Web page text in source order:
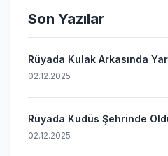
Son Yazılar
Rüyada Kulak Arkasında
02.12.2025
Rüyada Kudüs Şehrinde
02.12.2025